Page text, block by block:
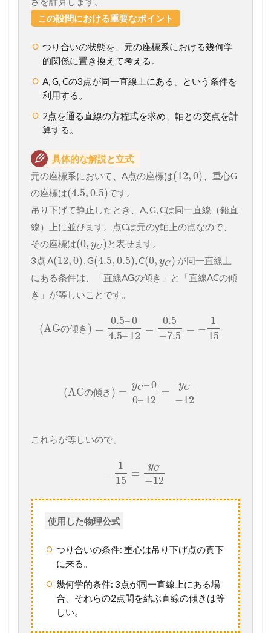
この設問における重要なポイント
つり合いの状態を、元の座標系における幾何学
的関係に置き換えて考える。
A, G, Cの3点が同一直線上にある、という条件を
利用する。
2点を通る直線の方程式を求め、軸との交点を計
算する。
具体的な解説と立式
元の座標系において、A点の座標は(12,0) 、重心G
の座標は(4.5,0.5)です。
吊り下げて静止したとき、A, G, Cは同一直線（鉛直
線）上に並びます。点Cは元のy軸上の点なので、
その座標は(0, yC )と表せます。
3点 A(12,0), G(4.5,0.5), C(0, yC ) が同一直線上
にある条件は、「直線AGの傾き」と「直線ACの傾
き」が等しいことです。
(AGの傾き ) =
0.5–0
4.5–12
=
0.5
−7.5
= −
1
15
(ACの傾き ) =
yC–0
0– 12
=
yC
−12
これらが等しいので、
−
1
15
=
yC
−12
使用した物理公式
つり合いの条件: 重心は吊り下げ点の真下
に来る。
幾何学的条件: 3点が同一直線上にある場
合、それらの2点間を結ぶ直線の傾きは等
しい。